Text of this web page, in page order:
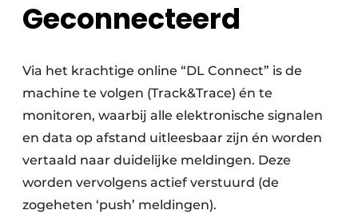
Geconnecteerd
Via het krachtige online “DL Connect” is de
machine te volgen (Track&Trace) én te
monitoren, waarbij alle elektronische signalen
en data op afstand uitleesbaar zijn én worden
vertaald naar duidelijke meldingen. Deze
worden vervolgens actief verstuurd (de
zogeheten ‘push’ meldingen).